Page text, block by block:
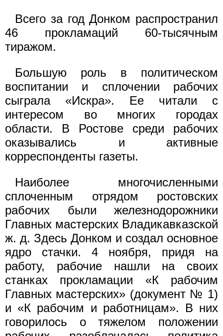
Всего за год Донком распространил
46 прокламаций 60-тысячным
тиражом.
Большую роль в политическом
воспитании и сплочении рабочих
сыграла «Искра». Ее читали с
интересом во многих городах
области. В Ростове среди рабочих
оказывались и активные
корреспонденты газеты.
Наиболее многочисленными
сплоченным отрядом ростовских
рабочих были железнодорожники
Главных мастерских Владикавказской
ж. д. Здесь Донком и создал основное
ядро стачки. 4 ноября, придя на
работу, рабочие нашли на своих
станках прокламации «К рабочим
Главных мастерских» (документ № 1)
и «К рабочим и работницам». В них
говорилось о тяжелом положении